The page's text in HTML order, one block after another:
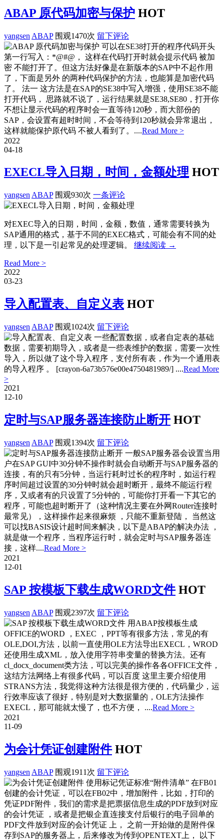
ABAP 原代码加密与保护 HOT
yangsen ABAP围观1470次 留下评论
可以在SE38打开的程序代码开头
第一行写入：*@#@， 这样在代码打开时就会提示代码 被加
密 不能打开了。但这方法好像是在新版本的SAP中不起作用
了，下面是另外 的两种代码保护的方法，也能算是加密代码
了。 法一 这方法是在SAP的SE38中写入增强，使用SE38不能
打开代码， 思路就不说了，运行结果就是SE38,SE80，打开你
不想让显示代码的程序时会一直等待120秒，而大部份的
SAP，会设置有超时时间，不会等待到120秒就会异常退出，
这样就能保护原代码 不被人看到了。....Read More >
2022
04-18
EXECL导入日期，时间，金额处理 HOT
yangsen ABAP围观930次 一条评论
对EXEC导入的日期，时间，金额，数值，通常需要转换为
SAP通用的格式，基于不同的EXEC格式，可能会有不同的处
理，以下是一引起常见的处理逻辑。 继续阅读 →
Read More >
2022
03-23
导入配置表、自定义表 HOT
yangsen ABAP围观1024次 留下评论
一些配置数据，或者自定表的基础
数据，需要初期导入，或者是一些表维护的数据，需要一次性
导入，所以做了这个导入程序，支付所有表，作为一个通用表
的导入程序 。 [crayon-6a73b576e00e4750481989/] ....Read More
>
2021
12-10
定时与SAP服务器连接防止断开 HOT
yangsen ABAP围观1394次 留下评论
一般SAP服务器会设置当用
户在SAP GUI中30分钟不操作时就会自动断开与SAP服务器的
连接，有的只有5分钟，当运行耗时过长的程序时，如运行程
序时间超过设置的30分钟时就会超时断开，最终不能运行程
序，又或者有的只设置了5分钟的，可能你打开看一下其它的
程序，可能也超时断开了（这种情况主要在外网Router连接时
最常见），这样操作起来很麻烦 ，只能不重新登陆， 当然这
可以找BASIS设计超时间来解决，以下是ABAP的解决办法 ，
就是做一个程序，当程序运行时，就会定时与SAP服务器连
接，这样....Read More >
2021
12-01
SAP 按模板下载生成WORD文件 HOT
yangsen ABAP围观2397次 留下评论
用ABAP按模板生成
OFFICE的WORD ，EXEC ，PPT等有很多方法，常见的有
OLE,DOI,方法，以前一直使用OLE方法导出EXECL，WROD
还使用生成XML，放入使用字符串变量的替换方法。还有
cl_docx_document类方法，可以完美的操作各各OFFICE文件，
这结方法网络上有很多代码，可以百度 这里主要介绍使用
STRANS方法，我觉得这种方法很是很方便的，代码量少，运
行效率应该了很好，特别是对大数据量的，OLE方法操作
EXECL，那可能就太慢了，也不方便， ....Read More >
2021
11-09
为会计凭证创建附件 HOT
yangsen ABAP围观1911次 留下评论
使用标记凭证标准“附件清单” 在FB01
创建的会计凭证，可以在FB02中，增加附件，比如，打印的
凭证PDF附件，我们的需求是把票据信息生成的PDF放到对应
的会计凭证 ，或者是把银企直连接支付后银行的电子回单的
PDF文件放到对应的会计凭证 上， 之前一开始做的是附件保
存到SAP的服务器上，后来修改为传到OPENTEXT上， 以下